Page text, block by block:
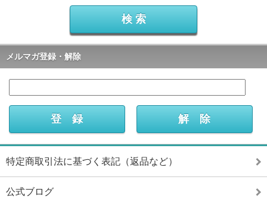
メルマガ登録・解除
特定商取引法に基づく表記（返品など）
公式ブログ